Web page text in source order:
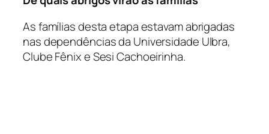
As famílias desta etapa estavam abrigadas
nas dependências da Universidade Ulbra,
Clube Fênix e Sesi Cachoeirinha.